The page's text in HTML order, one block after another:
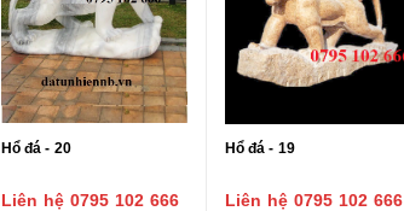
Hổ đá - 20
Liên hệ 0795 102 666
Hổ đá - 19
Liên hệ 0795 102 666